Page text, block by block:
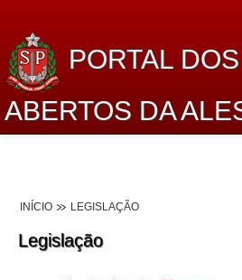
PORTAL
ABERTOS DA
Dados Abertos Alesp
Lei de Acesso à Informação
INÍCIO LEGISLAÇÃO
Legislação